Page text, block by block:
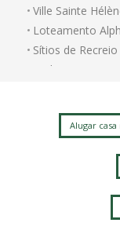
Ville Sainte
Loteamento
Sítios de
Jardim Itatinga
Swiss Park
Jardim Santa
Alugar